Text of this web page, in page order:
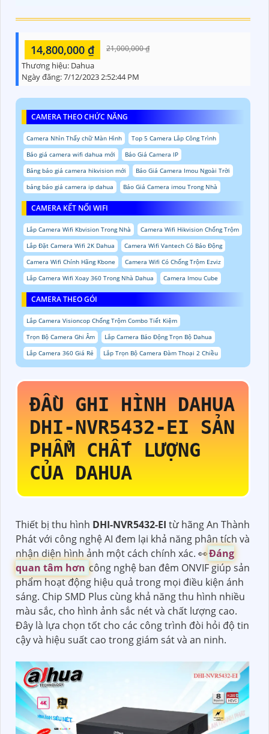
14,800,000 ₫ 21,000,000 ₫
Thương hiệu: Dahua
Ngày đăng:7/12/2023 2:52:44 PM
CAMERA THEO CHỨC NĂNG
Camera Nhìn Thấy chữ Màn Hình
Top 5 Camera Lắp Công Trình
Báo giá camera wifi dahua mới
Báo Giá Camera IP
Bảng báo giá camera hikvision mới
Báo Giá Camera Imou Ngoài Trời
bảng báo giá camera ip dahua
Báo Giá Camera imou Trong Nhà
CAMERA KẾT NỐI WIFI
Lắp Camera Wifi Kbvision Trong Nhà
Camera Wifi Hikvision Chống Trộm
Lắp Đặt Camera Wifi 2K Dahua
Camera Wifi Vantech Có Báo Động
Camera Wifi Chính Hãng Kbone
Camera Wifi Có Chống Trộm Ezviz
Lắp Camera Wifi Xoay 360 Trong Nhà Dahua
Camera Imou Cube
CAMERA THEO GÓI
Lắp Camera Visioncop Chống Trộm Combo Tiết Kiệm
Trọn Bộ Camera Ghi Âm
Lắp Camera Báo Động Trọn Bộ Dahua
Lắp Camera 360 Giá Rẻ
Lắp Trọn Bộ Camera Đàm Thoại 2 Chiều
ĐẦU GHI HÌNH DAHUA
DHI-NVR5432-EI SẢN
PHẨM CHẤT LƯỢNG
CỦA DAHUA
Thiết bị thu hình DHI-NVR5432-EI từ hãng An Thành
Phát với công nghệ AI đem lại khả năng phân tích và
nhận diện hình ảnh một cách chính xác. ️👀Đáng
quan tâm hơn công nghệ ban đêm ONVIF giúp sản
phẩm hoạt động hiệu quả trong mọi điều kiện ánh
sáng. Chip SMD Plus cùng khả năng thu hình nhiều
màu sắc, cho hình ảnh sắc nét và chất lượng cao.
Đây là lựa chọn tốt cho các công trình đòi hỏi độ tin
cậy và hiệu suất cao trong giám sát và an ninh.